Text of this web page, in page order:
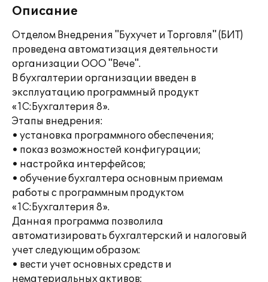
Описание
Отделом Внедрения "Бухучет и Торговля" (БИТ)
проведена автоматизация деятельности
организации ООО "Вече".
В бухгалтерии организации введен в
эксплуатацию программный продукт
«1C:Бухгалтерия 8».
Этапы внедрения:
• установка программного обеспечения;
• показ возможностей конфигурации;
• настройка интерфейсов;
• обучение бухгалтера основным приемам
работы с программным продуктом
«1С:Бухгалтерия 8».
Данная программа позволила
автоматизировать бухгалтерский и налоговый
учет следующим образом:
• вести учет основных средств и
нематериальных активов;